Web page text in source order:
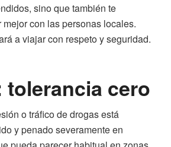
sino que también te
con las personas locales.
a viajar con respeto y seguridad.
tolerancia cero
o tráfico de drogas está
y penado severamente en